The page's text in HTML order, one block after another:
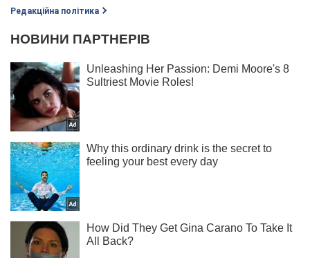
Редакційна політика